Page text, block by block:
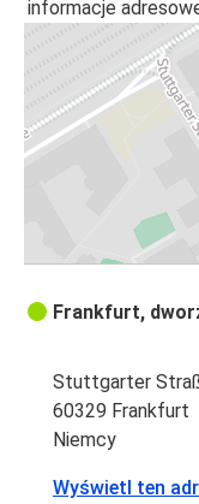
informacje
Frankfurt,
Stuttgarter
60329 Frankfurt
Niemcy
Wyświetl ten